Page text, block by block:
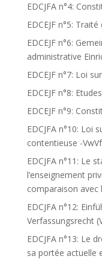
EDCJFA n°4:
EDCEJF n°5:
EDCEJF n°6:
administrative
EDCEJF n°7: Loi
EDCEJF n°8:
EDCEJF n°9:
EDCJFA n°10: Loi
contentieuse -
EDCJFA n°11: Le
l’enseignement
comparaison avec
EDCJFA n°12:
Verfassungsrecht
EDCJFA n°13: Le
sa portée actuelle